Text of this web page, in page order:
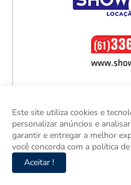
Este site utiliza cookies e
personalizar anúncios e
garantir e entregar a melhor
você concorda com a política
Aceitar !